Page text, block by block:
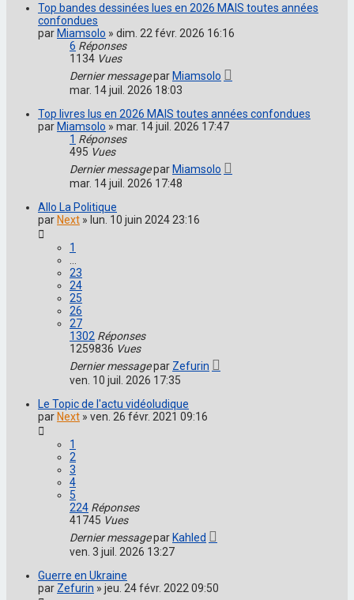
Top bandes dessinées lues en 2026 MAIS toutes années
confondues
parMiamsolo » dim. 22 févr. 2026 16:16
6 Réponses
1134 Vues
Dernier messageparMiamsolo
mar. 14 juil. 2026 18:03
Top livres lus en 2026 MAIS toutes années confondues
parMiamsolo » mar. 14 juil. 2026 17:47
1 Réponses
495 Vues
Dernier messageparMiamsolo
mar. 14 juil. 2026 17:48
Allo La Politique
parNext » lun. 10 juin 2024 23:16
1
23
24
25
26
27
1302 Réponses
1259836 Vues
Dernier messagepar Zefurin
ven. 10 juil. 2026 17:35
Le Topic de l'actu vidéoludique
parNext » ven. 26 févr. 2021 09:16
1
2
3
4
5
224 Réponses
41745 Vues
Dernier messageparKahled
ven. 3 juil. 2026 13:27
Guerre en Ukraine
par Zefurin » jeu. 24 févr. 2022 09:50